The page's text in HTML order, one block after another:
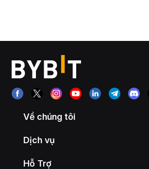
Về chúng tôi
Dịch vụ
Hỗ Trợ